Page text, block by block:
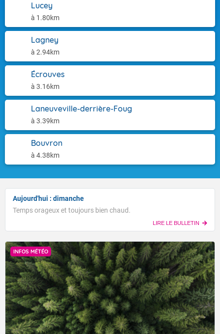
Lucey
à 1.80km
Lagney
à 2.94km
Écrouves
à 3.16km
Laneuveville-derrière-Foug
à 3.39km
Bouvron
à 4.38km
Aujourd'hui : dimanche
Temps orageux et toujours bien chaud.
LIRE LE BULLETIN
INFOS MÉTÉO